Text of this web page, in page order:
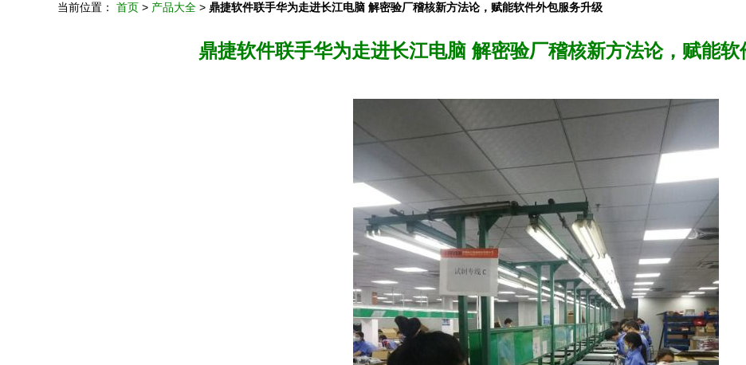
当前位置： 首页 > 产品大全 > 鼎捷软件联手华为走进长江电脑 解密验厂稽核新方法论，赋能软件外包服务升级
鼎捷软件联手华为走进长江电脑 解密验厂稽核新方法论，赋能